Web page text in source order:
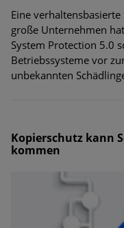
Eine
große Unternehmen
System Protection 5.0
Betriebssysteme vor
unbekannten
Kopierschutz kann
kommen